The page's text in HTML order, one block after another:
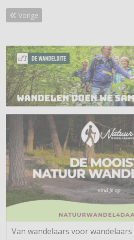
Vorig artikel: Video’s Groene Gordel-regio
Vorige
Van wandelaars voor wandelaars